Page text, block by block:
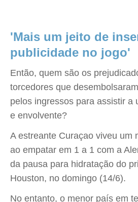
'Mais um jeito de
publicidade no jogo'
Então, quem são os
torcedores que
pelos ingressos para assistir a
e envolvente?
A estreante Curaçao viveu um
ao empatar em 1 a 1 com a
da pausa para hidratação do
Houston, no domingo (14/6).
No entanto, o menor país em